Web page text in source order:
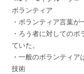
ボランティア
・ボランティア言葉が
・ろう者に対しての
ていた。
・一般のボランティア
技術